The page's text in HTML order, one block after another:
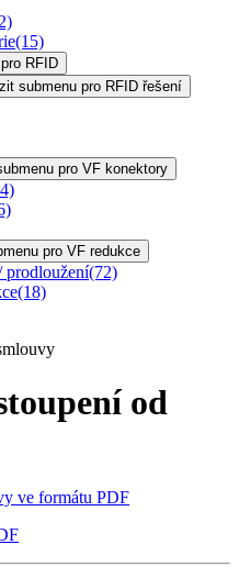
(15)
RFID
submenu pro RFID řešení
pro VF konektory
pro VF redukce
prodloužení(72)
(18)
od
ve formátu PDF